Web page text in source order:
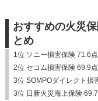
おすすめの火災
とめ
1位 ソニー損害保険 71.6点
2位 セコム損害保険 69.9点
3位 SOMPOダイレクト損
3位 日新火災海上保険